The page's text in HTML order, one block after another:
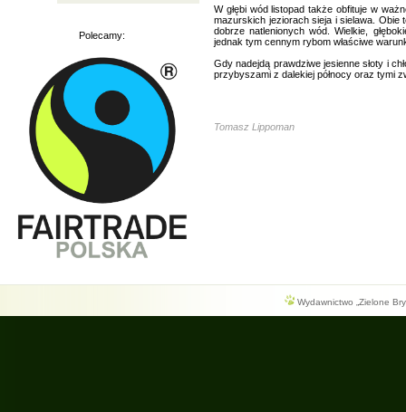
Polecamy:
W głębi wód listopad także obfituje w
mazurskich jeziorach sieja i sielawa.
dobrze natlenionych wód. Wielkie,
jednak tym cennym rybom właściwe
Gdy nadejdą prawdziwe jesienne słoty i
przybyszami z dalekiej północy oraz tymi
Tomasz Lippoman
Wydawnictwo „Zielone